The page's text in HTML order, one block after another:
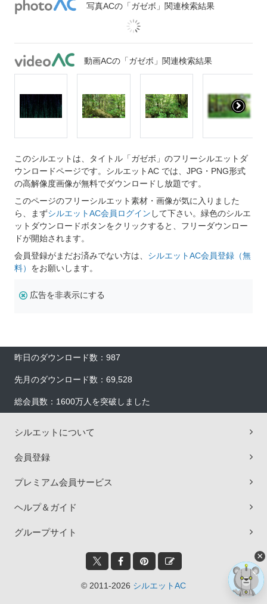
写真ACの「ガゼボ」関連検索結果
動画ACの「ガゼボ」関連検索結果
このシルエットは、タイトル「ガゼボ」のフリーシルエットダ
ウンロードページです。シルエットAC では、JPG・PNG形式
の高解像度画像が無料でダウンロードし放題です。
このページのフリーシルエット素材・画像が気に入りました
ら、まずシルエットAC会員ログイン して下さい。緑色のシルエ
ットダウンロードボタンをクリックすると、フリーダウンロー
ドが開始されます。
会員登録がまだお済みでない方は、 シルエットAC会員登録（無
料） をお願いします。
広告を非表示にする
昨日のダウンロード数：987
先月のダウンロード数：69,528
総会員数：1600万人を突破しました
シルエットについて
会員登録
プレミアム会員サービス
ヘルプ＆ガイド
グループサイト
© 2011-2026 シルエットAC
×